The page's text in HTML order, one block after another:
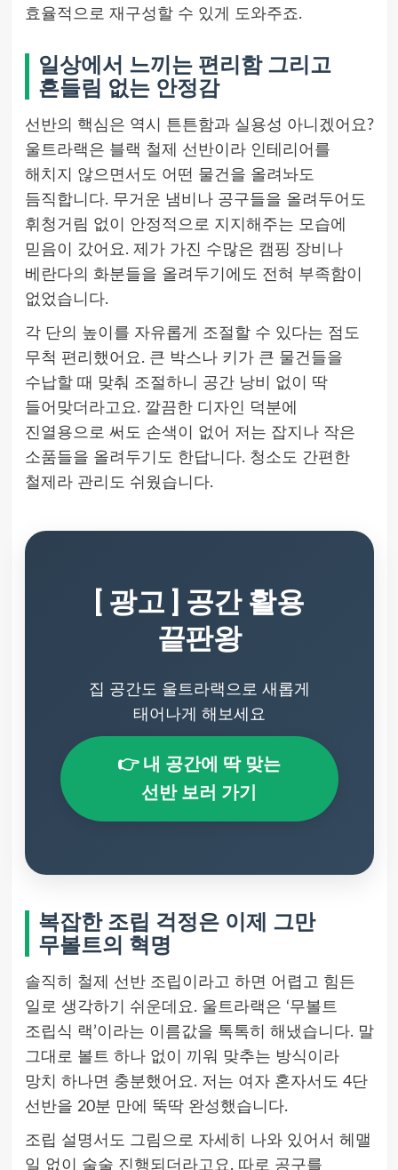
효율적으로 재구성할 수 있게 도와주죠.
일상에서 느끼는 편리함 그리고
흔들림 없는 안정감
선반의 핵심은 역시 튼튼함과 실용성 아니겠어요?
울트라랙은 블랙 철제 선반이라 인테리어를
해치지 않으면서도 어떤 물건을 올려놔도
듬직합니다. 무거운 냄비나 공구들을 올려두어도
휘청거림 없이 안정적으로 지지해주는 모습에
믿음이 갔어요. 제가 가진 수많은 캠핑 장비나
베란다의 화분들을 올려두기에도 전혀 부족함이
없었습니다.
각 단의 높이를 자유롭게 조절할 수 있다는 점도
무척 편리했어요. 큰 박스나 키가 큰 물건들을
수납할 때 맞춰 조절하니 공간 낭비 없이 딱
들어맞더라고요. 깔끔한 디자인 덕분에
진열용으로 써도 손색이 없어 저는 잡지나 작은
소품들을 올려두기도 한답니다. 청소도 간편한
철제라 관리도 쉬웠습니다.
[ 광고 ] 공간 활용
끝판왕
집 공간도 울트라랙으로 새롭게
태어나게 해보세요
👉 내 공간에 딱 맞는
선반 보러 가기
복잡한 조립 걱정은 이제 그만
무볼트의 혁명
솔직히 철제 선반 조립이라고 하면 어렵고 힘든
일로 생각하기 쉬운데요. 울트라랙은 ‘무볼트
조립식 랙’이라는 이름값을 톡톡히 해냈습니다. 말
그대로 볼트 하나 없이 끼워 맞추는 방식이라
망치 하나면 충분했어요. 저는 여자 혼자서도 4단
선반을 20분 만에 뚝딱 완성했습니다.
조립 설명서도 그림으로 자세히 나와 있어서 헤맬
일 없이 술술 진행되더라고요. 따로 공구를